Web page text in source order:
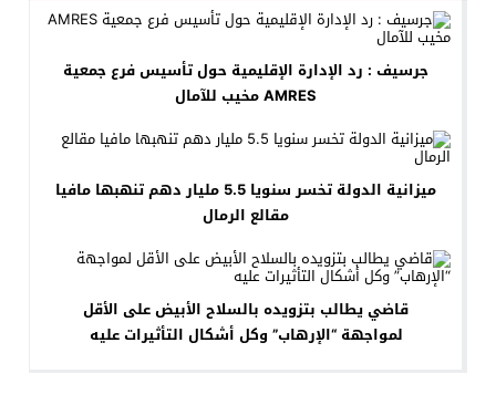
جرسيف : رد الإدارة الإقليمية حول تأسيس فرع جمعية
AMRES مخيب للآمال
ميزانية الدولة تخسر سنويا 5.5 مليار دهم تنهبها مافيا
مقالع الرمال
قاضي يطالب بتزويده بالسلاح الأبيض على الأقل
لمواجهة “الإرهاب” وكل أشكال التأثيرات عليه